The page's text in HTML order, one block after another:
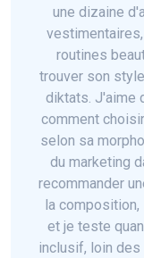
une dizaine
routines
trouver son
diktats. J'aime
comment
selon sa
du marketing
recommander
la
et je teste
inclusif, loin